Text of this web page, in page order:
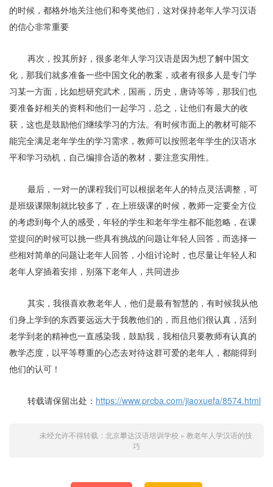
的时候，都格外地关注他们和夸奖他们，这对保持老年人学习汉语
的信心非常重要
再次，投其所好，很多老年人学习汉语是因为想了解中国文
化，那我们就多准备一些中国文化的教案，或者有很多人是专门学
习某一方面，比如想研究武术，国画，历史，唐诗等等，那我们也
要准备好相关的资料和他们一起学习，总之，让他们有最大的收
获，这也是鼓励他们继续学习的方法。有时候市面上的教材可能不
能完全满足老年学生的学习需求，教师可以按照老年学生的汉语水
平和学习动机，自己编排合适的教材，要注意实用性。
最后，一对一的课程我们可以根据老年人的特点灵活调整，可
是班级课限制就比较多了，在上班级课的时候，教师一定要全方位
的考虑到每个人的感受，年轻的学生和老年学生都不能忽略，在课
堂提问的时候可以挑一些具有挑战的问题让年轻人回答，而选择一
些相对简单的问题让老年人回答，小组讨论时，也尽量让年轻人和
老年人穿插着安排，别落下老年人，共同进步
其实，我很喜欢教老年人，他们是最有智慧的，有时候我从他
们身上学到的东西要远远大于我教他们的，而且他们很认真，活到
老学到老的精神也一直感染我，鼓励我，我相信只要教师有认真的
教学态度，以平等尊重的心态去对待这群可爱的老年人，都能得到
他们的认可！
转载请保留出处： https://www.prcba.com/jiaoxuefa/8574.html
未经允许不得转载： 北京攀达汉语培训学校 » 教老年人学汉语的技
巧